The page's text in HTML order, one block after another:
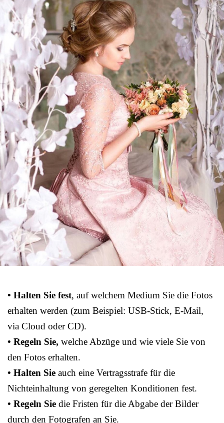
• Halten Sie fest, auf welchem Medium Sie die Fotos
erhalten werden (zum Beispiel: USB-Stick, E-Mail,
via Cloud oder CD).
• Regeln Sie, welche Abzüge und wie viele Sie von
den Fotos erhalten.
• Halten Sie auch eine Vertragsstrafe für die
Nichteinhaltung von geregelten Konditionen fest.
• Regeln Sie die Fristen für die Abgabe der Bilder
durch den Fotografen an Sie.